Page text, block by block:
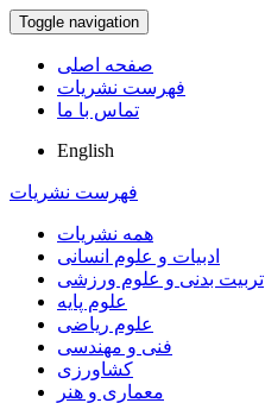
Toggle navigation
صفحه اصلی
فهرست نشریات
تماس با ما
English
فهرست نشریات
همه نشریات
ادبیات و علوم انسانی
تربیت بدنی و علوم ورزشی
علوم پایه
علوم ریاضی
فنی و مهندسی
کشاورزی
معماری و هنر